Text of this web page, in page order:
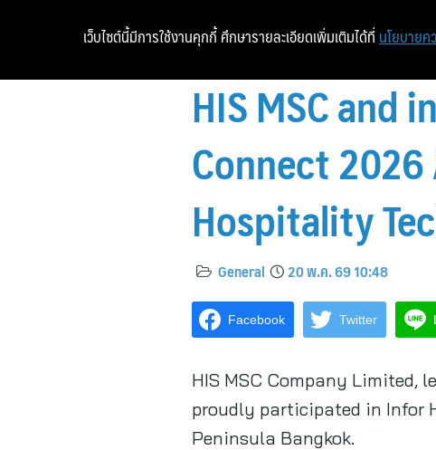
HIS MSC
Connect
Hospitality
General 20 พ.ค. 69 10:48
Facebook Twitter
HIS MSC Company Limited,
proudly participated in Infor
Peninsula Bangkok.
เว็บไซต์นี้มีการใช้งานคุกกี้ ศึกษารายละเอียดเพิ่มเติมได้ที่ นโยบายค